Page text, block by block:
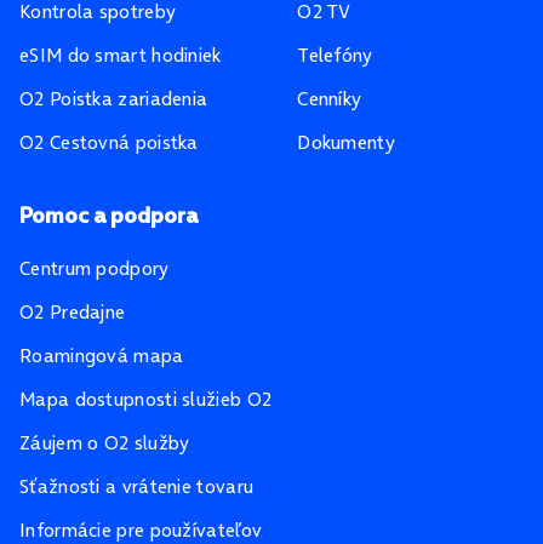
Kontrola spotreby
eSIM do smart hodiniek
O2 Poistka zariadenia
O2 Cestovná poistka
O2 TV
Telefóny
Cenníky
Dokumenty
Pomoc a podpora
Centrum podpory
O2 Predajne
Roamingová mapa
Mapa dostupnosti služieb O2
Záujem o O2 služby
Sťažnosti a vrátenie tovaru
Informácie pre používateľov